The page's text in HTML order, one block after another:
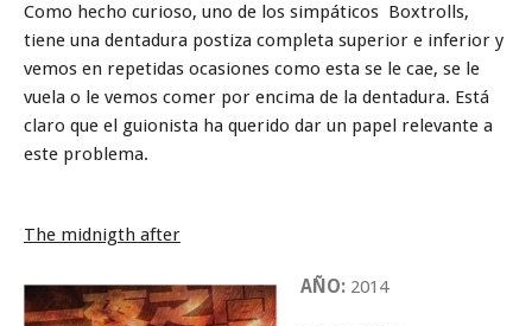
Como hecho curioso, uno de los simpáticos Boxtrolls,
tiene una dentadura postiza completa superior e inferior y
vemos en repetidas ocasiones como esta se le cae, se le
vuela o le vemos comer por encima de la dentadura. Está
claro que el guionista ha querido dar un papel relevante a
este problema.
The midnigth after
AÑO: 2014